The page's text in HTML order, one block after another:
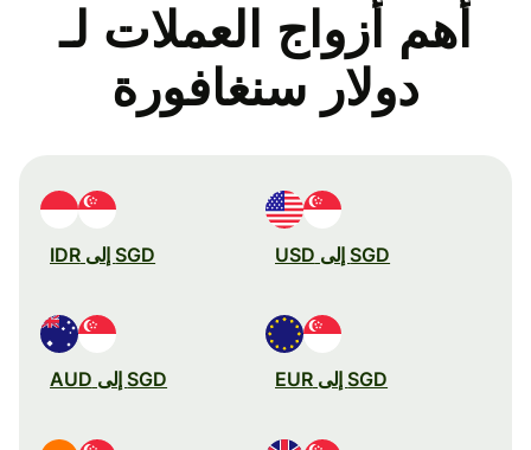
أهم أزواج العملات لـ
دولار سنغافورة
SGD إلى USD SGD إلى IDR
SGD إلى EUR SGD إلى AUD